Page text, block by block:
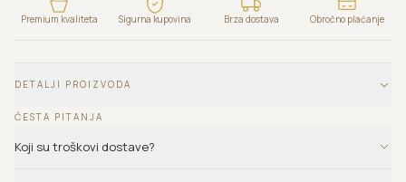
Premium kvaliteta Sigurna kupovina Brza dostava Obročno plaćanje
DETALJI PROIZVODA
ČESTA PITANJA
Koji su troškovi dostave?